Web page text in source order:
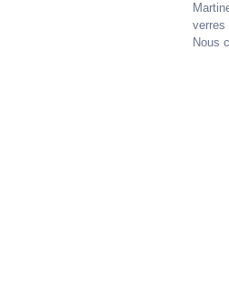
verres
Nous